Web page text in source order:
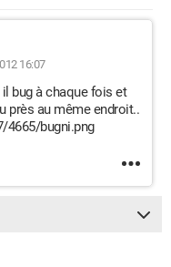
16:07
bug à chaque fois et
près au même endroit..
4665/bugni.png